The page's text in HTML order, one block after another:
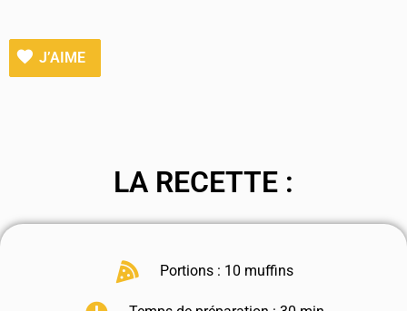
J’AIME
LA RECETTE :
Portions : 10 muffins